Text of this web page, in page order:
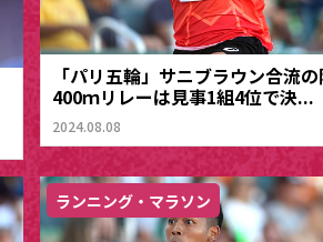
「パリ五輪」サニブラウン合流
400ｍリレーは見事1組4位で決...
2024.08.08
ランニング・マラソン